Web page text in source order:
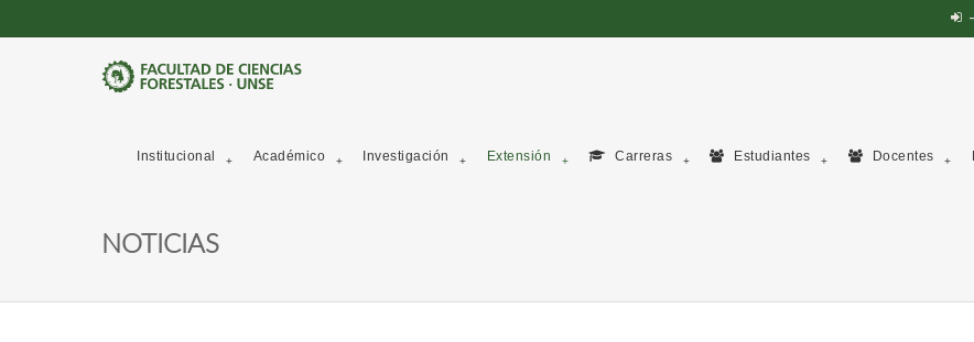
Institucional Académico Investigación Extensión Carreras Estudiantes Docentes
NOTICIAS